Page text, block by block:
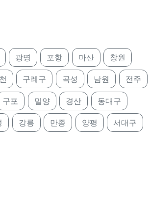
광명 포항 마산 창원
구례구 곡성 남원 전주
구포 밀양 경산 동대구
강릉 만종 양평 서대구